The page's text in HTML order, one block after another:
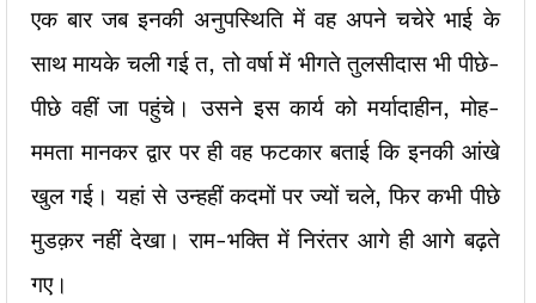
एक बार जब इनकी अनुपस्थिति में वह अपने चचेरे भाई के
साथ मायके चली गई त, तो वर्षा में भीगते तुलसीदास भी पीछे-
पीछे वहीं जा पहुंचे। उसने इस कार्य को मर्यादाहीन, मोह-
ममता मानकर द्वार पर ही वह फटकार बताई कि इनकी आंखे
खुल गई। यहां से उन्हहीं कदमों पर ज्यों चले, फिर कभी पीछे
मुडक़र नहीं देखा। राम-भक्ति में निरंतर आगे ही आगे बढ़ते
गए।